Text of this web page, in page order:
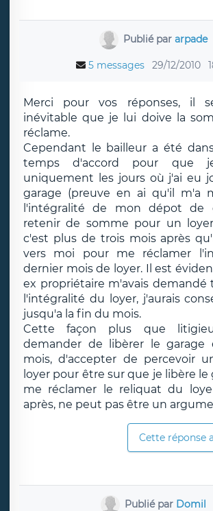
Publié pararpade
5 messages 29/12/2010
Merci pour vos réponses, il
inévitable que je lui doive la
réclame.
Cependant le bailleur a été
temps d'accord pour que
uniquement les jours où j'ai eu
garage (preuve en ai qu'il m'a
l'intégralité de mon dépot de
retenir de somme pour un
c'est plus de trois mois après
vers moi pour me réclamer
dernier mois de loyer. Il est
ex propriétaire m'avais
l'intégralité du loyer, j'aurais
jusqu'a la fin du mois.
Cette façon plus que
demander de libèrer le garage
mois, d'accepter de percevoir
loyer pour être sur que je libère le
me réclamer le reliquat du
après, ne peut pas être un
Cette réponse
Publié par Domil